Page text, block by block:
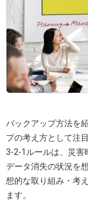
バックアップ方法を
プの考え方として注
3-2-1ルールは、災害
データ消失の状況を
想的な取り組み・考
ます。